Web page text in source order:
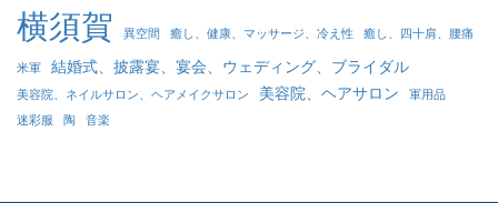
横須賀 異空間 癒し、健康、マッサージ、冷え性 癒し、四十肩、腰痛
米軍 結婚式、披露宴、宴会、ウェディング、ブライダル
美容院、ネイルサロン、ヘアメイクサロン 美容院、ヘアサロン
軍用品
迷彩服
陶 音楽